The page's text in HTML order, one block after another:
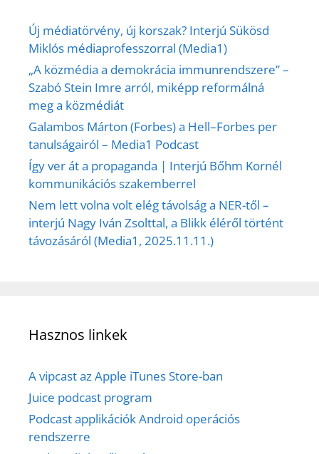
Új médiatörvény, új korszak? Interjú Sükösd
Miklós médiaprofesszorral (Media1)
„A közmédia a demokrácia immunrendszere” –
Szabó Stein Imre arról, miképp reformálná
meg a közmédiát
Galambos Márton (Forbes) a Hell–Forbes per
tanulságairól – Media1 Podcast
Így ver át a propaganda | Interjú Bőhm Kornél
kommunikációs szakemberrel
Nem lett volna volt elég távolság a NER-től –
interjú Nagy Iván Zsolttal, a Blikk éléről történt
távozásáról (Media1, 2025.11.11.)
Hasznos linkek
A vipcast az Apple iTunes Store-ban
Juice podcast program
Podcast applikációk Android operációs
rendszerre